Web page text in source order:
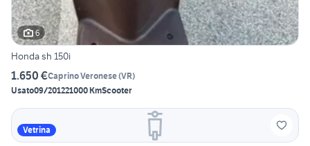
6
Honda sh 150i
1.650 €Caprino Veronese(VR)
Usato09/201221000 KmScooter
Vetrina